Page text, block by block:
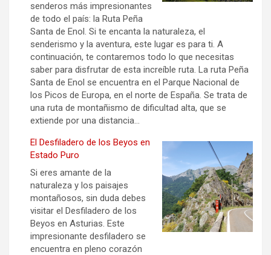
senderos más impresionantes
de todo el país: la Ruta Peña
Santa de Enol. Si te encanta la naturaleza, el
senderismo y la aventura, este lugar es para ti. A
continuación, te contaremos todo lo que necesitas
saber para disfrutar de esta increíble ruta. La ruta Peña
Santa de Enol se encuentra en el Parque Nacional de
los Picos de Europa, en el norte de España. Se trata de
una ruta de montañismo de dificultad alta, que se
extiende por una distancia…
El Desfiladero de los Beyos en
Estado Puro
Si eres amante de la
naturaleza y los paisajes
montañosos, sin duda debes
visitar el Desfiladero de los
Beyos en Asturias. Este
impresionante desfiladero se
encuentra en pleno corazón